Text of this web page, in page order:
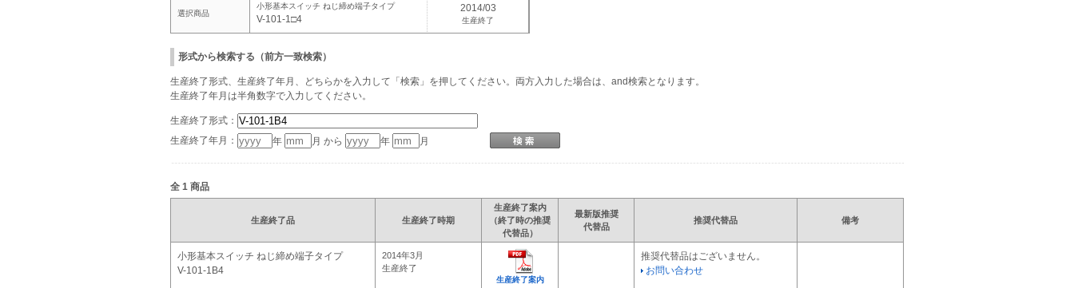
選択商品
小形基本スイッチ ねじ締め端子タイプ
V-101-1□4
2014/03
生産終了
形式から検索する（前方一致検索）
生産終了形式、生産終了年月、どちらかを入力して「検索」を押してください。両方入力した場合は、and検索となります。
生産終了年月は半角数字で入力してください。
生産終了形式：
生産終了年月：
年 月 から 年 月
全 1 商品
生産終了品 生産終了時期
生産終了案内
（終了時の推奨
代替品）
最新版推奨
代替品
推奨代替品 備考
小形基本スイッチ ねじ締め端子タイプ
V-101-1B4
2014年3月
生産終了
生産終了案内
推奨代替品はございません。
お問い合わせ